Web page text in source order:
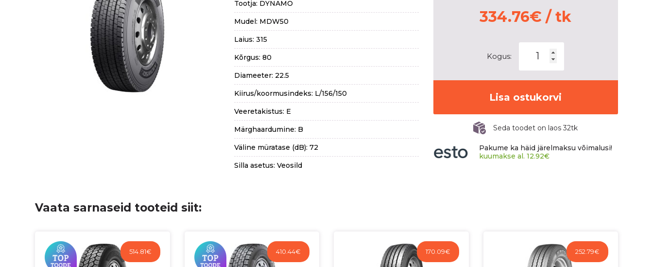
Tootja: DYNAMO
Mudel: MDW50
Laius: 315
Kõrgus: 80
Diameeter: 22.5
Kiirus/koormusindeks: L/156/150
Veeretakistus: E
Märghaardumine: B
Väline müratase (dB): 72
Silla asetus: Veosild
334.76€ / tk
Kogus:
MDW50
kogus
Lisa ostukorvi
Seda toodet on laos 32tk
Pakume ka häid järelmaksu võimalusi!
kuumakse al. 12.92€
Vaata sarnaseid tooteid siit:
514.81€ 410.44€ 170.09€ 252.79€